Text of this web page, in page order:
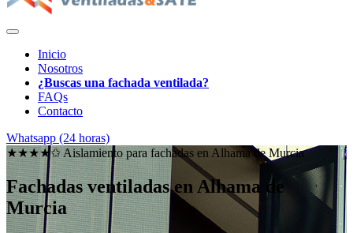
Inicio
Nosotros
¿Buscas una fachada ventilada?
FAQs
Contacto
Whatsapp (24 horas)
★★★★✩ Aislamiento para fachadas en Alhama de Murcia
Fachadas ventiladas en Alhama de
Murcia